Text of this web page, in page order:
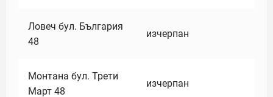
Ловеч бул. България
48
изчерпан
Монтана бул. Трети
Март 48
изчерпан